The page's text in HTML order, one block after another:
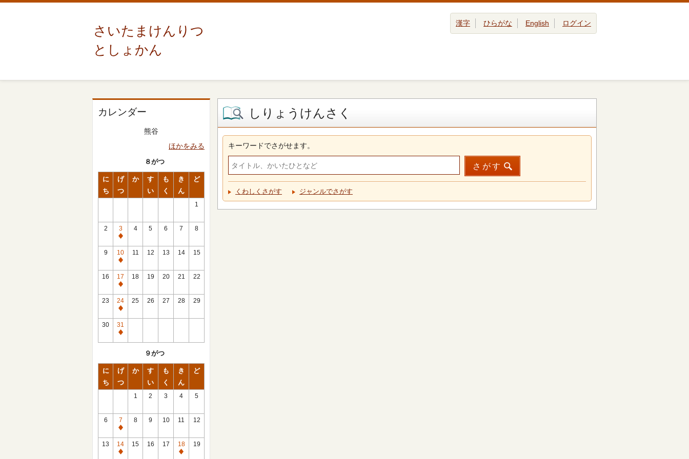
さいたまけんりつ
としょかん
漢字 ひらがな English ログイン
カレンダー
熊谷
ほかをみる
８がつ
に
ち
げ
つ
か
す
い
も
く
き
ん
ど
1
2
3
休
館
日
4 5 6 7 8
9
10
休
館
日
11 12 13 14 15
16
17
休
館
日
18 19 20 21 22
23
24
休
館
日
25 26 27 28 29
30
31
休
９がつ
に
ち
げ
つ
か
す
い
も
く
き
ん
ど
1 2 3 4 5
6
7
休
館
日
8 9 10 11 12
13
14
休
15 16 17
18
休
19
しりょうけんさく
キーワードでさがせます。
さがす
くわしくさがす ジャンルでさがす